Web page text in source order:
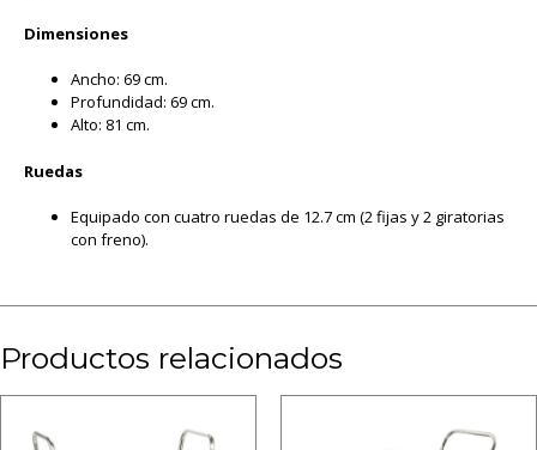
Dimensiones
Ancho: 69 cm.
Profundidad: 69 cm.
Alto: 81 cm.
Ruedas
Equipado con cuatro ruedas de 12.7 cm (2 fijas y 2 giratorias
con freno).
Productos relacionados